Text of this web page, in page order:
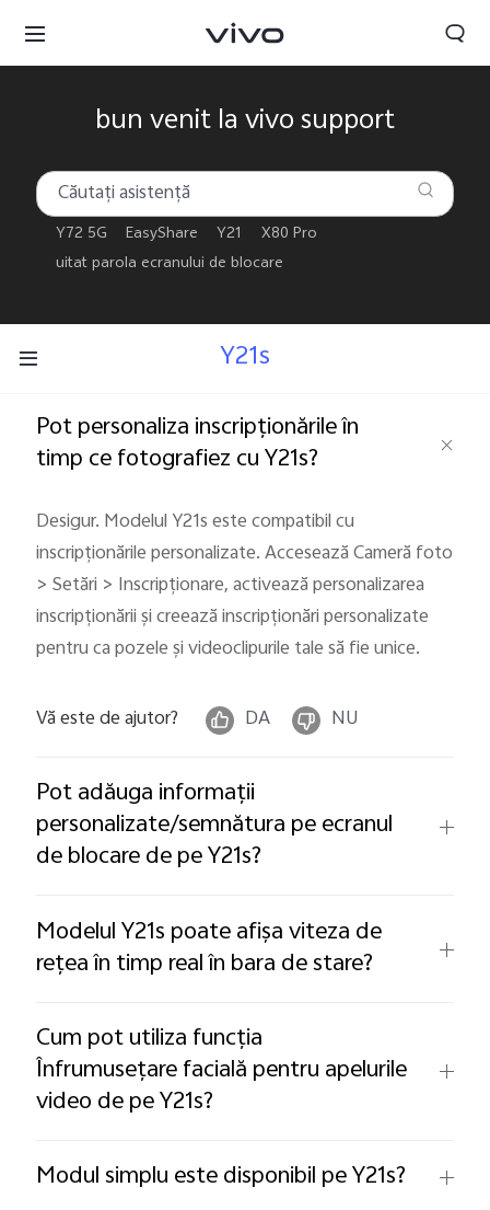
bun venit la vivo support
Y72 5G EasyShare Y21
X80 Pro
uitat parola ecranului de blocare
Y21s
Pot personaliza inscripționările în
timp ce fotografiez cu Y21s?
Desigur. Modelul Y21s este compatibil cu
inscripționările personalizate. Accesează Cameră foto
> Setări > Inscripționare, activează personalizarea
inscripționării și creează inscripționări personalizate
pentru ca pozele și videoclipurile tale să fie unice.
Vă este de ajutor? DA NU
Pot adăuga informații
personalizate/semnătura pe ecranul
de blocare de pe Y21s?
Modelul Y21s poate afișa viteza de
rețea în timp real în bara de stare?
Cum pot utiliza funcția
Înfrumusețare facială pentru apelurile
video de pe Y21s?
Modul simplu este disponibil pe Y21s?